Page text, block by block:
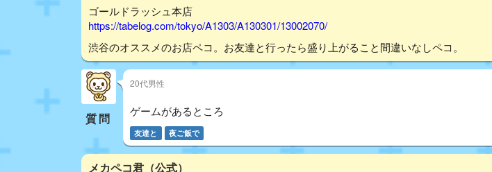
ゴールドラッシュ本店
https://tabelog.com/tokyo/A1303/A130301/13002070/
渋谷のオススメのお店ペコ。お友達と行ったら盛り上がること間違いなしペコ。
質問
20代男性
ゲームがあるところ
友達と 夜ご飯で
メカペコ君（公式）